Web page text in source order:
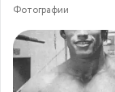
Фотографии